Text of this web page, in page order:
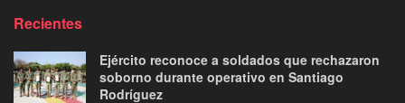
Recientes
Ejército reconoce a soldados que rechazaron
soborno durante operativo en Santiago
Rodríguez